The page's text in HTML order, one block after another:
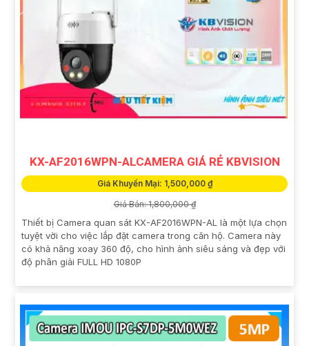
KX-AF2016WPN-ALCAMERA GIÁ RẺ KBVISION
Giá Khuyến Mại: 1,500,000 ₫
Giá Bán: 1,800,000 ₫
Thiết bị Camera quan sát KX-AF2016WPN-AL là một lựa chọn
tuyệt vời cho việc lắp đặt camera trong căn hộ. Camera này
có khả năng xoay 360 độ, cho hình ảnh siêu sáng và đẹp với
độ phân giải FULL HD 1080P